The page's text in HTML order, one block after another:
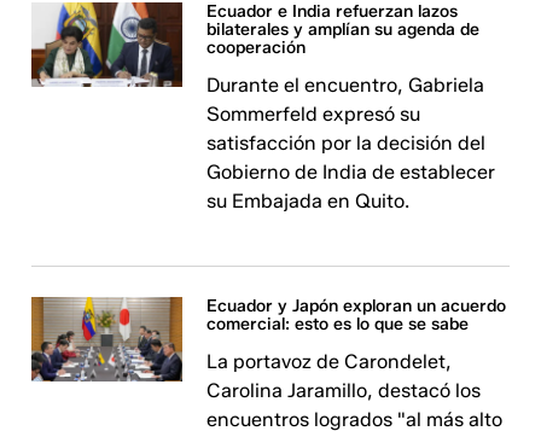
Ecuador e India refuerzan lazos
bilaterales y amplían su agenda de
cooperación
Durante el encuentro, Gabriela
Sommerfeld expresó su
satisfacción por la decisión del
Gobierno de India de establecer
su Embajada en Quito.
Ecuador y Japón exploran un acuerdo
comercial: esto es lo que se sabe
La portavoz de Carondelet,
Carolina Jaramillo, destacó los
encuentros logrados "al más alto